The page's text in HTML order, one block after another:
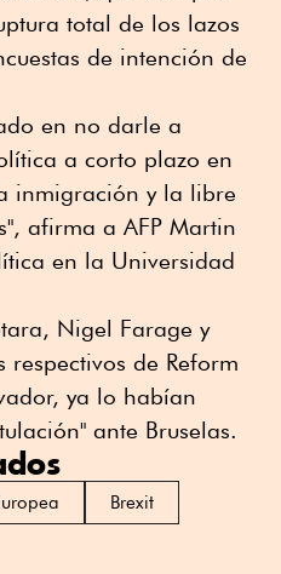
total de los lazos
de intención de
en no darle a
a corto plazo en
inmigración y la libre
afirma a AFP Martin
en la Universidad
Nigel Farage y
respectivos de Reform
ya lo habían
ante Bruselas.
Brexit